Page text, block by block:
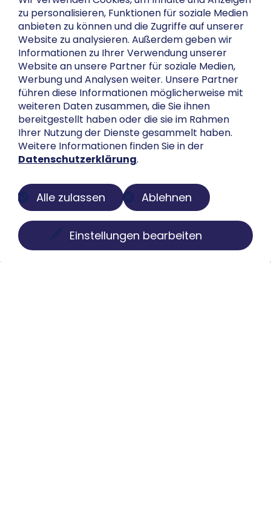
zu personalisieren, Funktionen für soziale Medien
anbieten zu können und die Zugriffe auf unserer
Website zu analysieren. Außerdem geben wir
Informationen zu Ihrer Verwendung unserer
Website an unsere Partner für soziale Medien,
Werbung und Analysen weiter. Unsere Partner
führen diese Informationen möglicherweise mit
weiteren Daten zusammen, die Sie ihnen
bereitgestellt haben oder die sie im Rahmen
Ihrer Nutzung der Dienste gesammelt haben.
Weitere Informationen finden Sie in der
Datenschutzerklärung.
Einstellungen bearbeiten
Ablehnen
Alle zulassen